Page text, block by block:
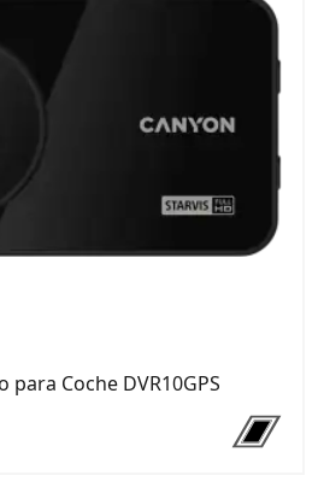
Coche DVR10GPS